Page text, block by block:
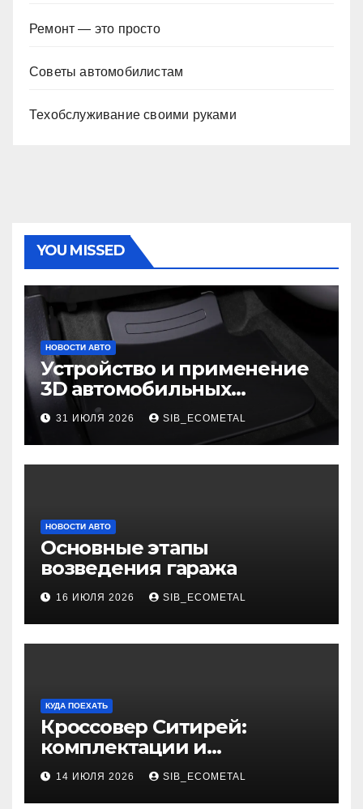
Ремонт — это просто
Советы автомобилистам
Техобслуживание своими руками
YOU MISSED
НОВОСТИ АВТО
Устройство и применение
3D автомобильных
ковриков
31 ИЮЛЯ 2026 SIB_ECOMETAL
НОВОСТИ АВТО
Основные этапы
возведения гаража
16 ИЮЛЯ 2026 SIB_ECOMETAL
КУДА ПОЕХАТЬ
Кроссовер Ситирей:
комплектации и
характеристики
14 ИЮЛЯ 2026 SIB_ECOMETAL